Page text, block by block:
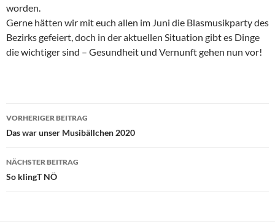
worden.
Gerne hätten wir mit euch allen im Juni die Blasmusikparty des
Bezirks gefeiert, doch in der aktuellen Situation gibt es Dinge
die wichtiger sind – Gesundheit und Vernunft gehen nun vor!
Beitragsnavigation
VORHERIGER BEITRAG
Das war unser Musibällchen 2020
NÄCHSTER BEITRAG
So klingT NÖ